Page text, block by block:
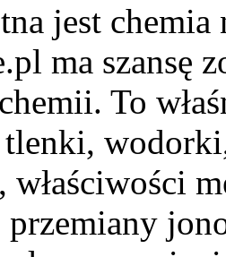
jest chemia
ma szansę
To
właściwości